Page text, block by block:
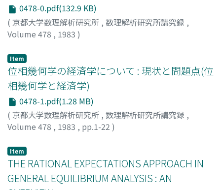
0478-0.pdf(132.9 KB)
( 京都大学数理解析研究所 , 数理解析研究所講究録 ,
Volume 478 , 1983 )
Item
位相幾何学の経済学について : 現状と問題点(位
相幾何学と経済学)
0478-1.pdf(1.28 MB)
( 京都大学数理解析研究所 , 数理解析研究所講究録 ,
Volume 478 , 1983 , pp.1-22 )
Item
THE RATIONAL EXPECTATIONS APPROACH IN
GENERAL EQUILIBRIUM ANALYSIS : AN